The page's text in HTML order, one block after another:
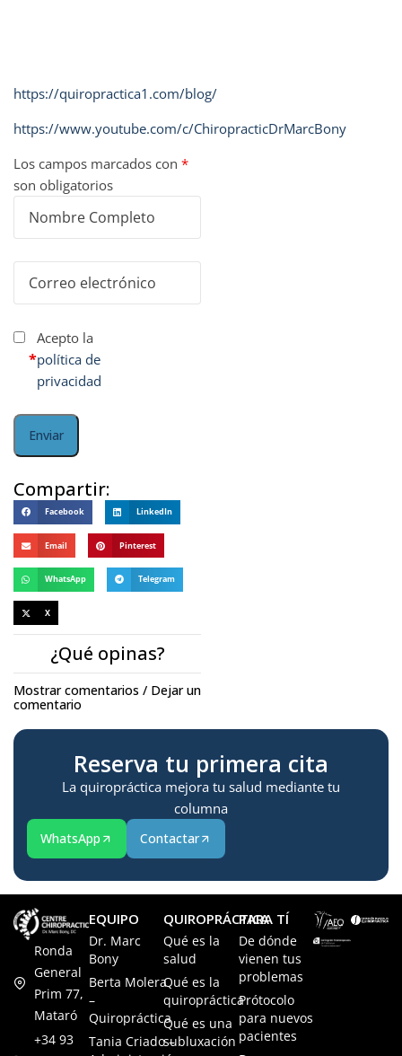
https://quiropractica1.com/blog/
https://www.youtube.com/c/ChiropracticDrMarcBony
Los campos marcados con *
son obligatorios
*
Acepto la
política de
privacidad
Compartir:
Facebook LinkedIn
Email Pinterest
WhatsApp Telegram
X
¿Qué opinas?
Mostrar comentarios / Dejar un
comentario
Reserva tu primera cita
La quiropráctica mejora tu salud mediante tu
columna
WhatsApp Contactar
Ronda
General
Prim 77,
Mataró
+34 93
EQUIPO
Dr. Marc
Bony
Berta Molera
–
Quiropráctica
Tania Criado –
QUIROPRÁCTICA
Qué es la
salud
Qué es la
quiropráctica
Qué es una
subluxación
PARA TÍ
De dónde
vienen tus
problemas
Prótocolo
para nuevos
pacientes